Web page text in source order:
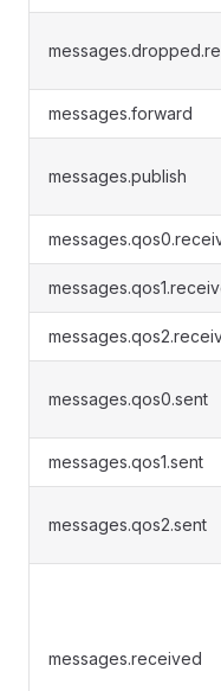
messages.forward
messages.publish
messages.qos0.sent
messages.qos1.sent
messages.qos2.sent
messages.received